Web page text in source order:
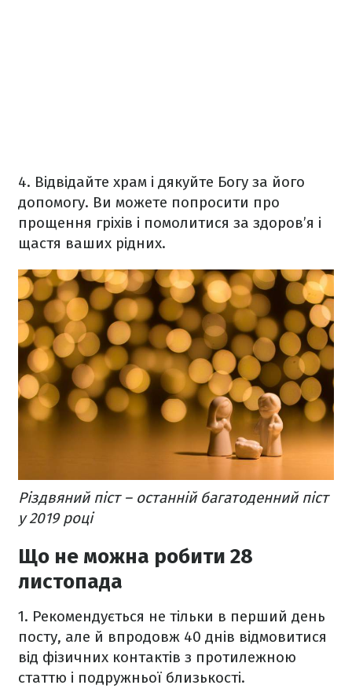
4. Відвідайте храм і дякуйте Богу за його
допомогу. Ви можете попросити про
прощення гріхів і помолитися за здоров’я і
щастя ваших рідних.
Різдвяний піст – останній багатоденний піст
у 2019 році
Що не можна робити 28
листопада
1. Рекомендується не тільки в перший день
посту, але й впродовж 40 днів відмовитися
від фізичних контактів з протилежною
статтю і подружньої близькості.